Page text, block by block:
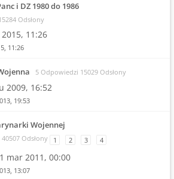
i DZ 1980 do 1986
Odsłony
11:26
11:26
5 Odpowiedzi 15029 Odsłony
2009, 16:52
19:53
Wojennej
Odsłony 1 2 3 4
mar 2011, 00:00
13:07